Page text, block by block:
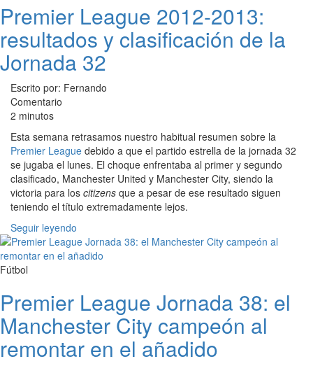
Premier League 2012-2013:
resultados y clasificación de la
Jornada 32
Escrito por: Fernando
Comentario
2 minutos
Esta semana retrasamos nuestro habitual resumen sobre la
Premier League debido a que el partido estrella de la jornada 32
se jugaba el lunes. El choque enfrentaba al primer y segundo
clasificado, Manchester United y Manchester City, siendo la
victoria para los citizens que a pesar de ese resultado siguen
teniendo el título extremadamente lejos.
Seguir leyendo
Fútbol
Premier League Jornada 38: el
Manchester City campeón al
remontar en el añadido